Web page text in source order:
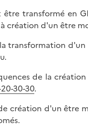
être transformé en
création d'un être
transformation
de la
30-30.
création d'un être